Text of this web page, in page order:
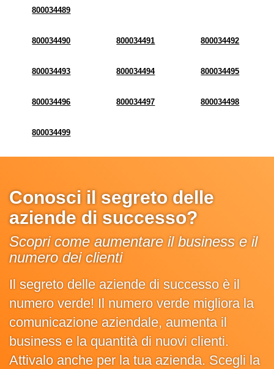
800034489
800034490 800034491 800034492
800034493 800034494 800034495
800034496 800034497 800034498
800034499
Conosci il segreto delle
aziende di successo?
Scopri come aumentare il business e il
numero dei clienti
Il segreto delle aziende di successo è il
numero verde! Il numero verde migliora la
comunicazione aziendale, aumenta il
business e la quantità di nuovi clienti.
Attivalo anche per la tua azienda. Scegli la